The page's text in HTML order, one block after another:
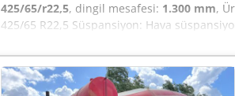
425/65/r22,5, dingil mesafesi: 1.300 mm,
425/65 R22,5 Süspansiyon: Hava